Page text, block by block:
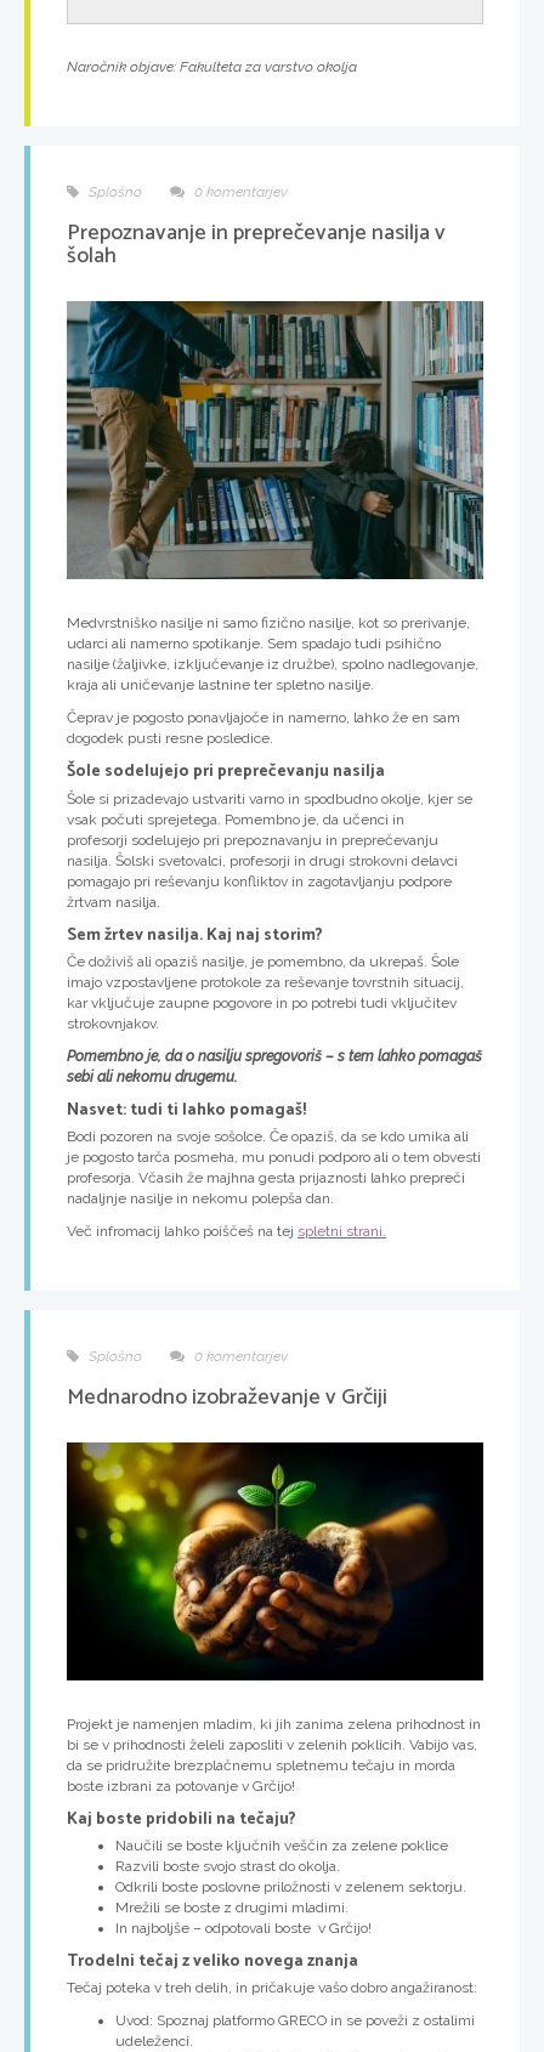
Naročnik objave: Fakulteta za varstvo okolja
Splošno 0 komentarjev
Prepoznavanje in preprečevanje nasilja v
šolah
Medvrstniško nasilje ni samo fizično nasilje, kot so prerivanje,
udarci ali namerno spotikanje. Sem spadajo tudi psihično
nasilje (žaljivke, izključevanje iz družbe), spolno nadlegovanje,
kraja ali uničevanje lastnine ter spletno nasilje.
Čeprav je pogosto ponavljajoče in namerno, lahko že en sam
dogodek pusti resne posledice.
Šole sodelujejo pri preprečevanju nasilja
Šole si prizadevajo ustvariti varno in spodbudno okolje, kjer se
vsak počuti sprejetega. Pomembno je, da učenci in
profesorji sodelujejo pri prepoznavanju in preprečevanju
nasilja. Šolski svetovalci, profesorji in drugi strokovni delavci
pomagajo pri reševanju konfliktov in zagotavljanju podpore
žrtvam nasilja.
Sem žrtev nasilja. Kaj naj storim?
Če doživiš ali opaziš nasilje, je pomembno, da ukrepaš. Šole
imajo vzpostavljene protokole za reševanje tovrstnih situacij,
kar vključuje zaupne pogovore in po potrebi tudi vključitev
strokovnjakov.
Pomembno je, da o nasilju spregovoriš – s tem lahko pomagaš
sebi ali nekomu drugemu.
Nasvet: tudi ti lahko pomagaš!
Bodi pozoren na svoje sošolce. Če opaziš, da se kdo umika ali
je pogosto tarča posmeha, mu ponudi podporo ali o tem obvesti
profesorja. Včasih že majhna gesta prijaznosti lahko prepreči
nadaljnje nasilje in nekomu polepša dan.
Več infromacij lahko poiščeš na tej spletni strani.
Splošno 0 komentarjev
Mednarodno izobraževanje v Grčiji
Projekt je namenjen mladim, ki jih zanima zelena prihodnost in
bi se v prihodnosti želeli zaposliti v zelenih poklicih. Vabijo vas,
da se pridružite brezplačnemu spletnemu tečaju in morda
boste izbrani za potovanje v Grčijo!
Kaj boste pridobili na tečaju?
Naučili se boste ključnih veščin za zelene poklice
Razvili boste svojo strast do okolja.
Odkrili boste poslovne priložnosti v zelenem sektorju.
Mrežili se boste z drugimi mladimi.
In najboljše – odpotovali boste v Grčijo!
Trodelni tečaj z veliko novega znanja
Tečaj poteka v treh delih, in pričakuje vašo dobro angažiranost:
Uvod: Spoznaj platformo GRECO in se poveži z ostalimi
udeleženci.